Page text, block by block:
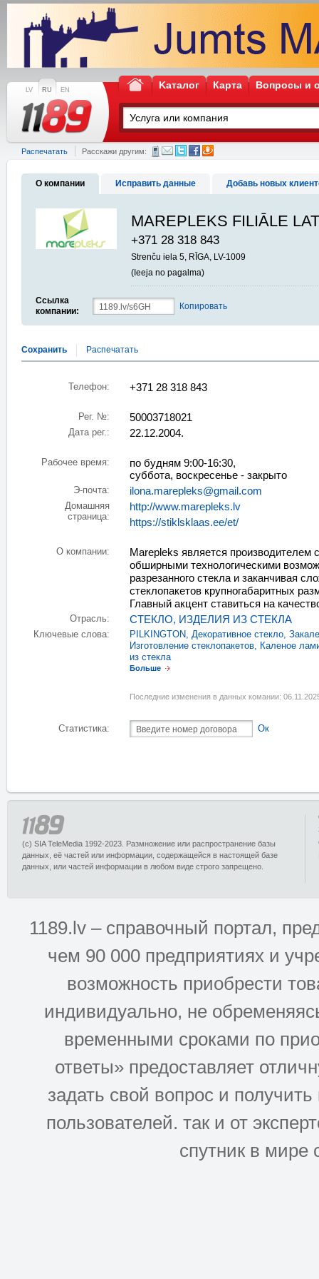
LV RU EN Kаталог Карта Вопросы и
Распечатать Расскажи другим:
О компании Исправить данные Добавь новых
MAREPLEKS FILIĀLE
+371 28 318 843
Strenču iela 5, RĪGA, LV-1009
(Ieeja no pagalma)
Ссылка
компании:
Копировать
Сохранить Распечатать
Телефон: +371 28 318 843
Рег. №: 50003718021
Дата рег.: 22.12.2004.
Рабочее время:
по будням 9:00-16:30,
суббота, воскресенье - закрыто
Э-почта: ilona.marepleks@gmail.com
Домашняя
страница:
http://www.marepleks.lv
https://stiklsklaas.ee/et/
О компании:
Marepleks является производителем
обширными технологическими
разрезанного стекла и заканчивая
стеклопакетов крупногабаритных
Главный акцент ставиться на
Отрасль: СТЕКЛО, ИЗДЕЛИЯ ИЗ СТЕКЛА
Ключевые слова: PILKINGTON, Декоративное стекло,
Изготовление стеклопакетов, Каленое
из стекла
Больше
Последние изменения в данных комании:
Статистика: Ок
(c) SIA TeleMedia 1992-2023. Размножение или распространение базы
данных, её частей или информации, содержащейся в настоящей базе
данных, или частей информации в любом виде строго запрещено.
1189.lv – справочный портал,
чем 90 000 предприятиях и
возможность приобрести
индивидуально, не
временными сроками по
ответы» предоставляет
задать свой вопрос и
пользователей. так и от
спутник в